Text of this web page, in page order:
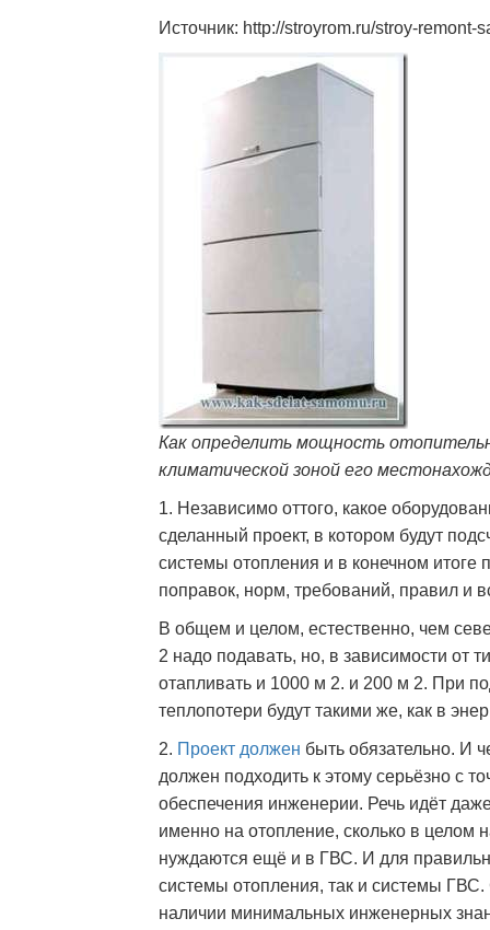
Источник: http://stroyrom.ru/stroy-remont-
Как определить мощность
климатической зоной его
1. Независимо оттого, какое
сделанный проект, в котором будут
системы отопления и в конечном итоге
поправок, норм, требований, правил и
В общем и целом, естественно, чем
2 надо подавать, но, в зависимости от
отапливать и 1000 м 2. и 200 м 2. При
теплопотери будут такими же, как в
2. Проект должен быть обязательно. И
должен подходить к этому серьёзно с
обеспечения инженерии. Речь идёт
именно на отопление, сколько в целом
нуждаются ещё и в ГВС. И для
системы отопления, так и системы
наличии минимальных инженерных